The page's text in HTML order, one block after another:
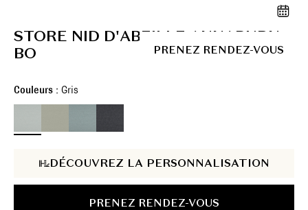
PRENEZ RENDEZ-VOUS
STORE NID D'ABEILLE ANNAPURNA
BO
Couleurs : Gris
DÉCOUVREZ LA PERSONNALISATION
PRENEZ RENDEZ-VOUS